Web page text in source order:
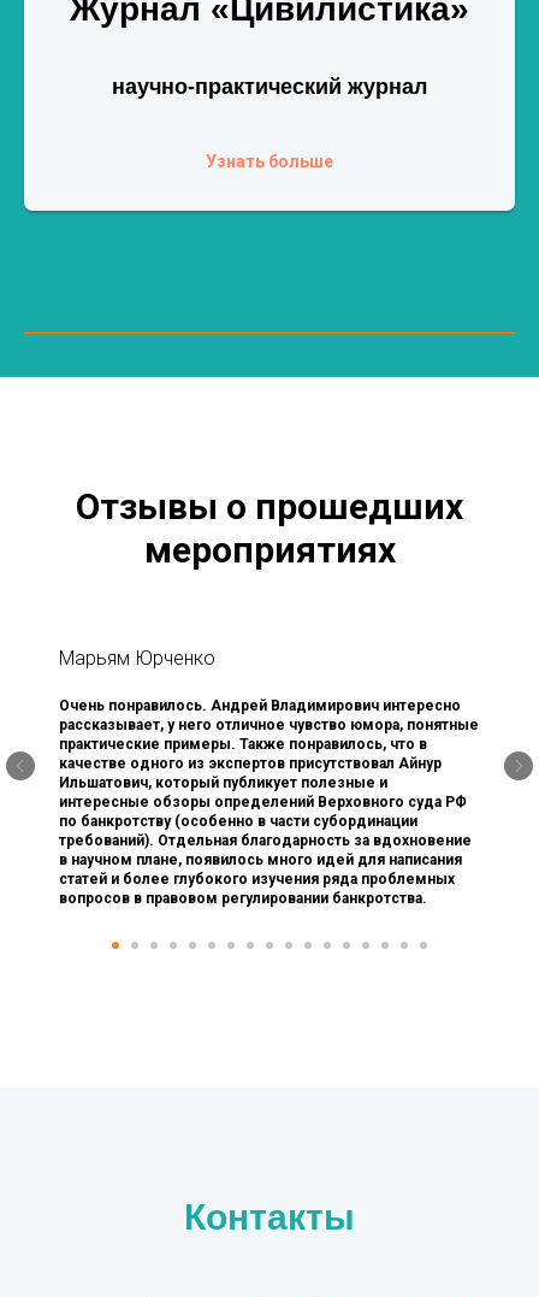
Журнал «Цивилистика»
научно-практический журнал
Узнать больше
Отзывы о прошедших
мероприятиях
Марьям Юрченко
Очень понравилось. Андрей Владимирович интересно
рассказывает, у него отличное чувство юмора, понятные
практические примеры. Также понравилось, что в
качестве одного из экспертов присутствовал Айнур
Ильшатович, который публикует полезные и
интересные обзоры определений Верховного суда РФ
по банкротству (особенно в части субординации
требований). Отдельная благодарность за вдохновение
в научном плане, появилось много идей для написания
статей и более глубокого изучения ряда проблемных
вопросов в правовом регулировании банкротства.
Контакты